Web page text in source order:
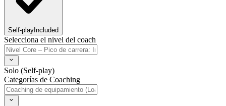
Self-play Included
Selecciona el nivel del coach
Solo (Self-play)
Categorías de Coaching